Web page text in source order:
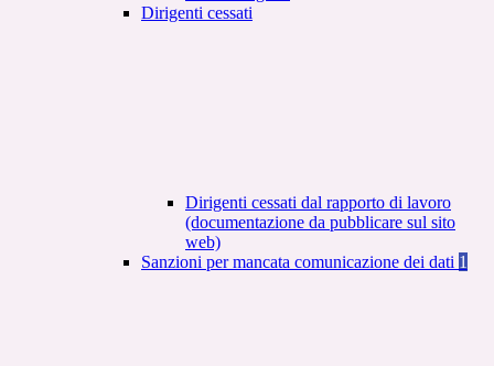
Dirigenti cessati
Dirigenti cessati dal rapporto di lavoro
(documentazione da pubblicare sul sito
web)
Sanzioni per mancata comunicazione dei dati 1